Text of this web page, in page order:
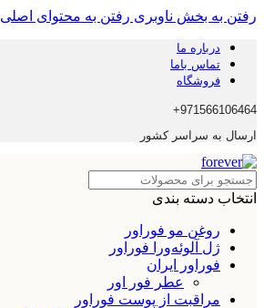
رفتن به بخش ناوبری رفتن به محتوای اصلی
درباره ما
تماس باما
فروشگاه
971566106464+
ارسال به سراسر کشور
انتخاب دسته بندی
روغن مو فوراور
ژل آلوئه‌ورا فوراور
فوراور ایران
عطر فور اور
مراقبت از پوست فوراور